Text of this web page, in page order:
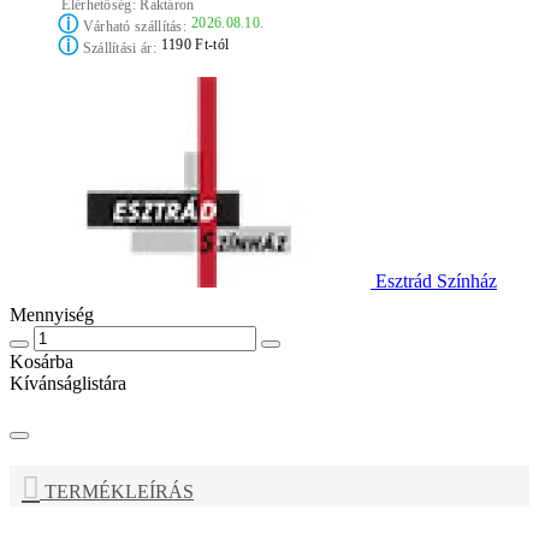
Elérhetőség:Raktáron
ⓘVárható szállítás: 2026.08.10.
ⓘSzállítási ár: 1190 Ft-tól
Esztrád Színház
Mennyiség
Kosárba
Kívánságlistára
TERMÉKLEÍRÁS